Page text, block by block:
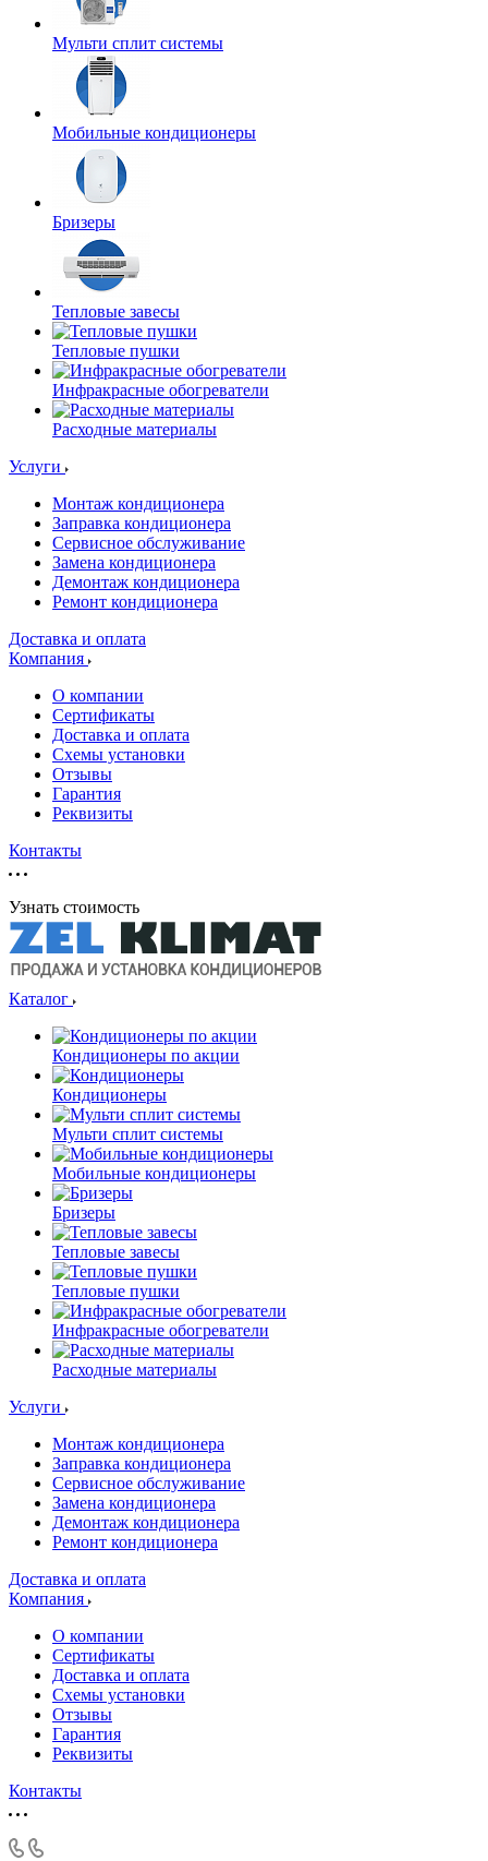
Мульти сплит системы
Мобильные кондиционеры
Бризеры
Тепловые завесы
Тепловые пушки
Инфракрасные обогреватели
Расходные материалы
Услуги
Монтаж кондиционера
Заправка кондиционера
Сервисное обслуживание
Замена кондиционера
Демонтаж кондиционера
Ремонт кондиционера
Доставка и оплата
Компания
О компании
Сертификаты
Доставка и оплата
Схемы установки
Отзывы
Гарантия
Реквизиты
Контакты
Узнать стоимость
Каталог
Кондиционеры по акции
Кондиционеры
Мульти сплит системы
Мобильные кондиционеры
Бризеры
Тепловые завесы
Тепловые пушки
Инфракрасные обогреватели
Расходные материалы
Услуги
Монтаж кондиционера
Заправка кондиционера
Сервисное обслуживание
Замена кондиционера
Демонтаж кондиционера
Ремонт кондиционера
Доставка и оплата
Компания
О компании
Сертификаты
Доставка и оплата
Схемы установки
Отзывы
Гарантия
Реквизиты
Контакты